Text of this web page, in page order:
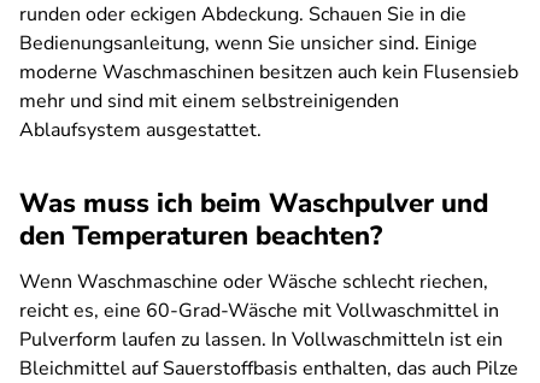
runden oder eckigen Abdeckung. Schauen Sie in die
Bedienungsanleitung, wenn Sie unsicher sind. Einige
moderne Waschmaschinen besitzen auch kein Flusensieb
mehr und sind mit einem selbstreinigenden
Ablaufsystem ausgestattet.
Was muss ich beim Waschpulver und
den Temperaturen beachten?
Wenn Waschmaschine oder Wäsche schlecht riechen,
reicht es, eine 60-Grad-Wäsche mit Vollwaschmittel in
Pulverform laufen zu lassen. In Vollwaschmitteln ist ein
Bleichmittel auf Sauerstoffbasis enthalten, das auch Pilze